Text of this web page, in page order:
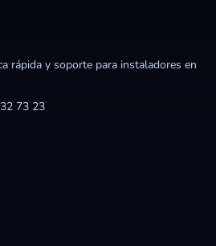
rápida y soporte para instaladores en
73 23